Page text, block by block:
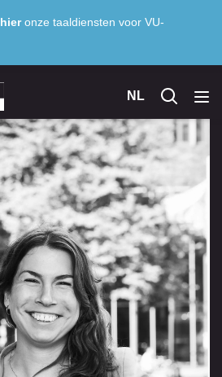
hieronze taaldiensten voor VU-
NL